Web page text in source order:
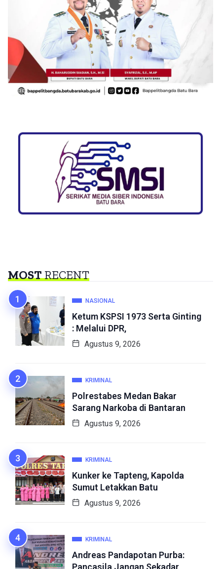
MOSTRECENT
NASIONAL
Ketum KSPSI 1973 Serta Ginting
: Melalui DPR,
Agustus 9, 2026
KRIMINAL
Polrestabes Medan Bakar
Sarang Narkoba di Bantaran
Agustus 9, 2026
KRIMINAL
Kunker ke Tapteng, Kapolda
Sumut Letakkan Batu
Agustus 9, 2026
KRIMINAL
Andreas Pandapotan Purba: